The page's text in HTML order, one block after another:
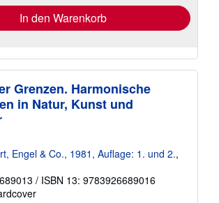
In den Warenkorb
Grenzen. Harmonische
in Natur, Kunst und
Engel & Co., 1981, Auflage: 1. und 2.,
/ ISBN 13: 9783926689016